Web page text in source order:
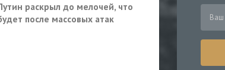
раскрыл до мелочей, что
после массовых атак